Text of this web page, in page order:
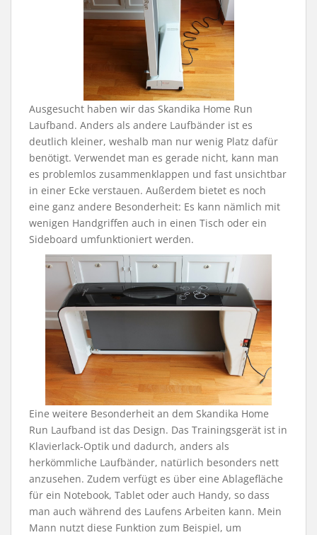
Ausgesucht haben wir das Skandika Home Run
Laufband. Anders als andere Laufbänder ist es
deutlich kleiner, weshalb man nur wenig Platz dafür
benötigt. Verwendet man es gerade nicht, kann man
es problemlos zusammenklappen und fast unsichtbar
in einer Ecke verstauen. Außerdem bietet es noch
eine ganz andere Besonderheit: Es kann nämlich mit
wenigen Handgriffen auch in einen Tisch oder ein
Sideboard umfunktioniert werden.
Eine weitere Besonderheit an dem Skandika Home
Run Laufband ist das Design. Das Trainingsgerät ist in
Klavierlack-Optik und dadurch, anders als
herkömmliche Laufbänder, natürlich besonders nett
anzusehen. Zudem verfügt es über eine Ablagefläche
für ein Notebook, Tablet oder auch Handy, so dass
man auch während des Laufens Arbeiten kann. Mein
Mann nutzt diese Funktion zum Beispiel, um